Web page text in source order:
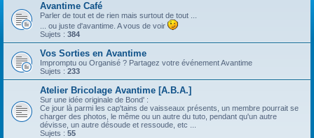
Avantime Café
Parler de tout et de rien mais surtout de tout ...
... ou juste d'avantime. A vous de voir
Sujets : 384
Vos Sorties en Avantime
Impromptu ou Organisé ? Partagez votre événement Avantime
Sujets : 233
Atelier Bricolage Avantime [A.B.A.]
Sur une idée originale de Bond' :
Ce jour là parmi les cap'tains de vaisseaux présents, un membre pourrait se
charger des photos, le même ou un autre du tuto, pendant qu'un autre
dévisse, un autre désoude et ressoude, etc ...
Sujets : 55